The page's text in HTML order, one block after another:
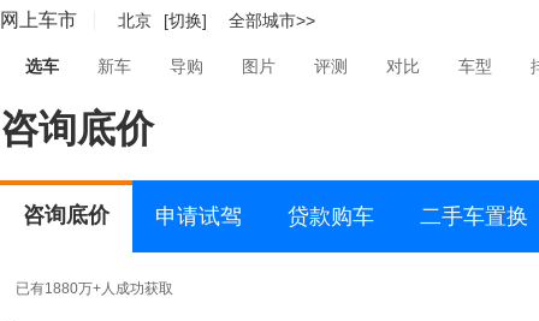
网上车市 北京 [切换] 全部城市>>
选车 新车 导购 图片 评测 对比 车型
咨询底价
咨询底价 申请试驾 贷款购车 二手车置换
已有1880万+人成功获取